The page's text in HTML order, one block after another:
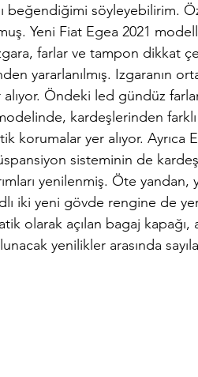
beğendiğimi söyleyebilirim.
Yeni Fiat Egea 2021
farlar ve tampon dikkat
yararlanılmış. Izgaranın
alıyor. Öndeki led gündüz
kardeşlerinden
korumalar yer alıyor. Ayrıca
sisteminin de
yenilenmiş. Öte
iki yeni gövde rengine de
olarak açılan bagaj kapağı,
yenilikler arasında